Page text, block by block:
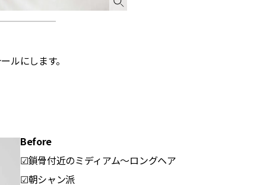
ルにします。
Before
☑鎖骨付近のミディアム～ロングヘア
☑朝シャン派